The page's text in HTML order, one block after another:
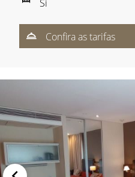
Si
Confira as tarifas